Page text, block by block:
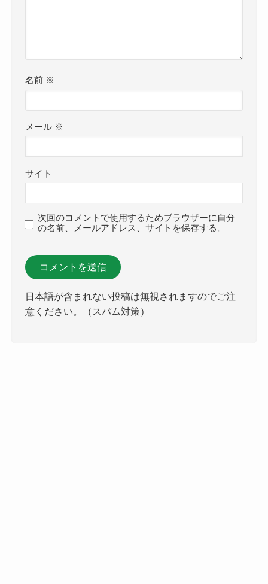
名前 ※
メール ※
サイト
次回のコメントで使用するためブラウザーに自分
の名前、メールアドレス、サイトを保存する。
日本語が含まれない投稿は無視されますのでご注
意ください。（スパム対策）